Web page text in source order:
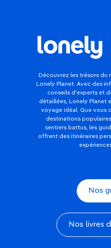
Découvrez les trésors du
Lonely Planet. Avec des
conseils d'experts et
détaillées, Lonely Planet
voyage idéal. Que vous
destinations
sentiers battus, les
offrent des itinéraires
Nos
Nos livres